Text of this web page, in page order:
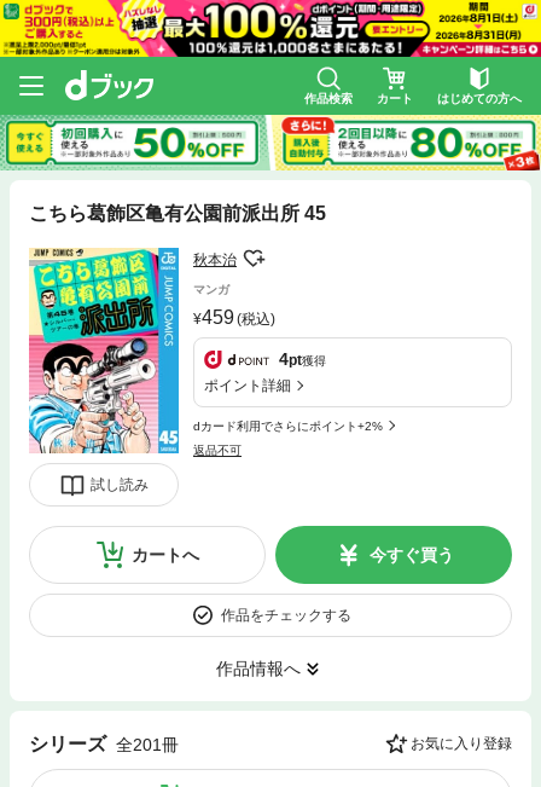
作品検索 カート はじめての方へ
こちら葛飾区亀有公園前派出所 45
試し読み
秋本治
マンガ
459(税込)
4pt獲得
ポイント詳細
dカード利用でさらにポイント+2%
返品不可
カートへ 今すぐ買う
作品をチェックする
作品情報へ
シリーズ 全201冊 お気に入り登録